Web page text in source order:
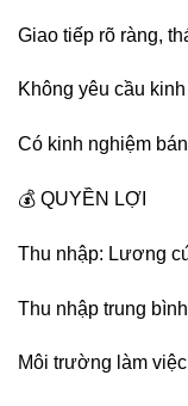
Giao tiếp rõ ràng,
Không yêu cầu
Có kinh nghiệm
💰 QUYỀN LỢI
Thu nhập: Lương
Thu nhập trung
Môi trường làm